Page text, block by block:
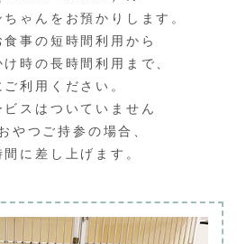
ゃんをお預かりします。
事の短時間利用から
時の長時間利用まで、
利用ください。
スはついていません
やつご持参の場合、
に差し上げます。